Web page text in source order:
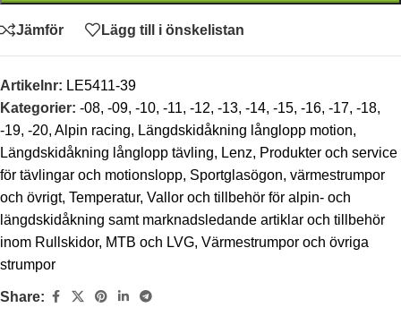
Jämför Lägg till i önskelistan
Artikelnr: LE5411-39
Kategorier: -08, -09, -10, -11, -12, -13, -14, -15, -16, -17, -18,
-19, -20, Alpin racing, Längdskidåkning långlopp motion,
Längdskidåkning långlopp tävling, Lenz, Produkter och service
för tävlingar och motionslopp, Sportglasögon, värmestrumpor
och övrigt, Temperatur, Vallor och tillbehör för alpin- och
längdskidåkning samt marknadsledande artiklar och tillbehör
inom Rullskidor, MTB och LVG, Värmestrumpor och övriga
strumpor
Share: